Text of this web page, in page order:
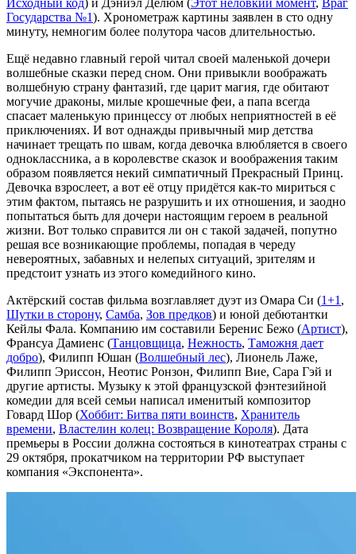
Исходный код) и Дэниэл Делюм (Этот неловкий момент, Враг
Государства №1). Хронометраж картины заявлен в сто одну
минуту, немногим более полутора часов длительностью.
Ещё недавно главный герой читал своей маленькой дочери
волшебные сказки перед сном. Они привыкли воображать
волшебную страну фантазий, где царит магия, где обитают
могучие драконы, милые крошечные феи, а папа всегда
спасает маленькую принцессу от любых неприятностей в её
приключениях. И вот однажды привычный мир детства
начинает трещать по швам, когда девочка влюбляется в своего
одноклассника, а в королевстве сказок и воображения таким
образом появляется некий симпатичный Прекрасный Принц.
Девочка взрослеет, а вот её отцу придётся как-то мириться с
этим фактом, пытаясь не разрушить и их отношения, и заодно
попытаться быть для дочери настоящим героем в реальной
жизни. Вот только справится ли он с такой задачей, попутно
решая все возникающие проблемы, попадая в череду
невероятных, забавных и нелепых ситуаций, зрителям и
предстоит узнать из этого комедийного кино.
Актёрский состав фильма возглавляет дуэт из Омара Си (1+1,
Шутки в сторону, Самба, Зов предков) и юной дебютантки
Кейлы Фала. Компанию им составили Беренис Бежо (Артист),
Франсуа Дамиенс (Танцовщица, Нежность, Таможня дает
добро), Филипп Юшан (Волшебный лес), Лионель Лаже,
Филипп Эриссон, Неотис Ронзон, Филипп Вие, Сара Гэй и
другие артисты. Музыку к этой французской фэнтезийной
комедии для всей семьи написал именитый композитор
Говард Шор (Хоббит: Битва пяти воинств, Хранитель
времени, Властелин колец: Возвращение Короля). Дата
премьеры в России должна состояться в кинотеатрах страны с
29 октября, прокатчиком на территории РФ выступает
компания «Экспонента».